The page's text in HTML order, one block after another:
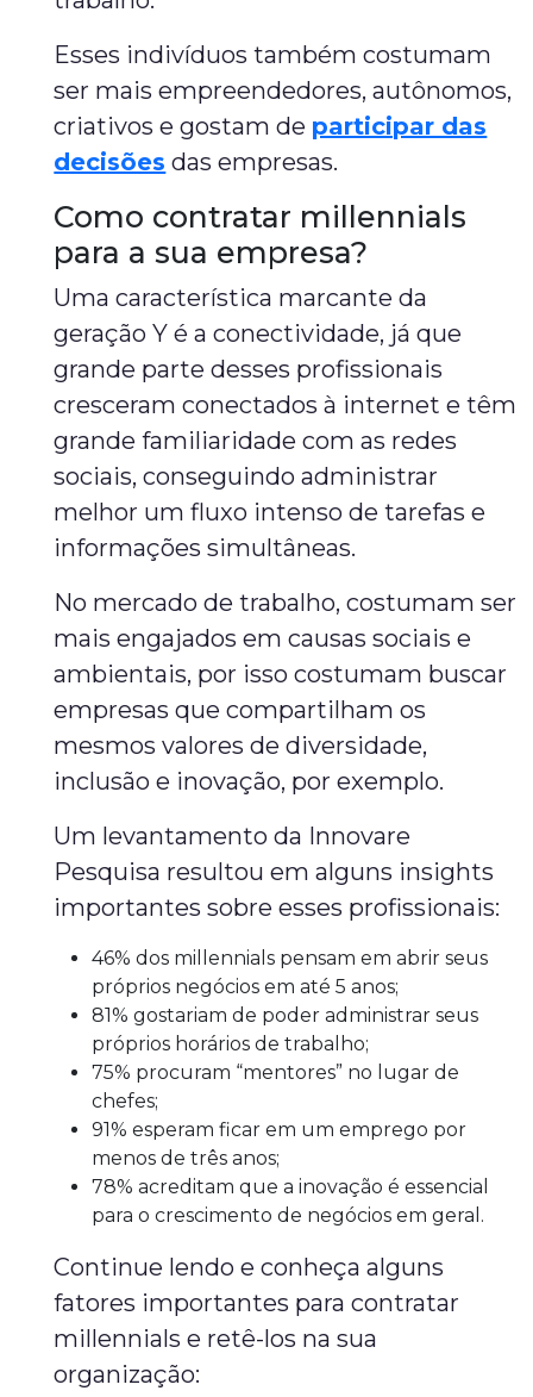
Esses indivíduos também costumam
ser mais empreendedores, autônomos,
criativos e gostam de participar das
decisões das empresas.
Como contratar millennials
para a sua empresa?
Uma característica marcante da
geração Y é a conectividade, já que
grande parte desses profissionais
cresceram conectados à internet e têm
grande familiaridade com as redes
sociais, conseguindo administrar
melhor um fluxo intenso de tarefas e
informações simultâneas.
No mercado de trabalho, costumam ser
mais engajados em causas sociais e
ambientais, por isso costumam buscar
empresas que compartilham os
mesmos valores de diversidade,
inclusão e inovação, por exemplo.
Um levantamento da Innovare
Pesquisa resultou em alguns insights
importantes sobre esses profissionais:
46% dos millennials pensam em abrir seus
próprios negócios em até 5 anos;
81% gostariam de poder administrar seus
próprios horários de trabalho;
75% procuram “mentores” no lugar de
chefes;
91% esperam ficar em um emprego por
menos de três anos;
78% acreditam que a inovação é essencial
para o crescimento de negócios em geral.
Continue lendo e conheça alguns
fatores importantes para contratar
millennials e retê-los na sua
organização: